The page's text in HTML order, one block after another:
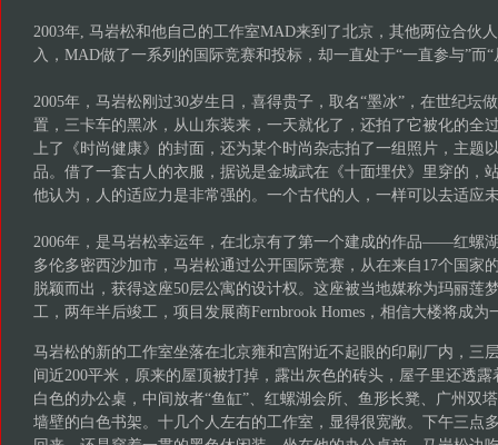
2003年, 马岩松和他自己的工作室MAD来到了北京，其他两位合伙
入，MAD做了一系列的国际竞赛和投标，却一直处于“一直参与”而
2005年，马岩松刚过30岁生日，喜得贵子，取名“墨冰”，在世纪坛
置，三卡车的黑冰，从山东装来，一天就化了，还拍了它被化的全
上了《时尚健康》的封面，还为某个时尚杂志拍了一组照片，主题
品。借了一套古人的衣服，据说是金城武在《十面埋伏》里穿的，
他认为，人的适应力是非常强的。一个古代的人，一样可以去适应
2006年，是马岩松幸运年，在北京有了第一个建成的作品­——红螺
多伦多密西沙加市，马岩松通过公开国际竞赛，从在来自17个国家
脱颖而出，获得这座50层公寓的设计权。这座被当地媒称为玛丽莲
工，两年半后竣工，项目发展商Fernbrook Homes，相信大楼将成为
马岩松的新的工作室坐落在北京雍和宫附近不起眼的印刷厂内，三
间近200平米，原来的屋顶被打掉，露出灰色的砖头，屋子里还透
白色的办公桌，中间放者“鱼缸”、红螺湖会所、鱼形长凳、广州双
墙壁的白色书架。十几个人左右的工作室，显得很宽敞。下午三点